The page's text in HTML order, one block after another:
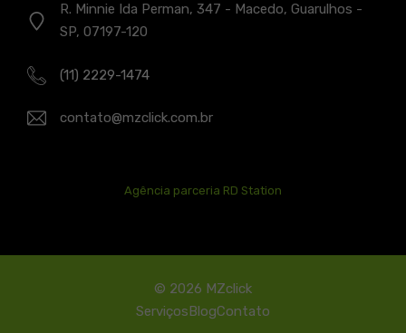
R. Minnie Ida Perman, 347 - Macedo, Guarulhos -
SP, 07197-120
(11) 2229-1474
contato@mzclick.com.br
Agência parceria RD Station
© 2026 MZclick
Serviços BlogContato